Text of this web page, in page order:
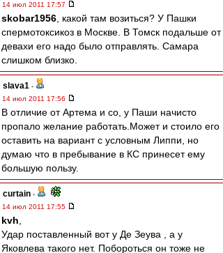
14 июл 2011 17:57
skobar1956 , какой там возиться? У Пашки
спермотоксикоз в Москве. В Томск подальше от
девахи его надо было отправлять. Самара
слишком близко.
slava1 -
14 июл 2011 17:56
В отличие от Артема и со, у Паши начисто
пропало желание работать.Может и стоило его
оставить на вариант с условным Липпи, но
думаю что в пребывание в КС принесет ему
большую пользу.
curtain -
14 июл 2011 17:55
kvh
Удар поставленный вот у Де Зеува , а у
Яковлева такого нет. Побороться он тоже не